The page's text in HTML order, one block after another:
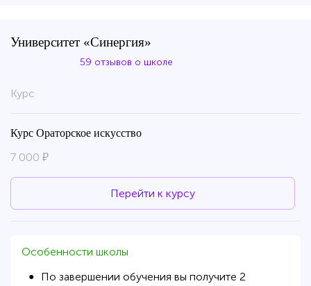
Университет «Синергия»
59 отзывов о школе
Курс
Курс Ораторское искусство
7 000 ₽
Перейти к курсу
Особенности школы
●
По завершении обучения вы получите 2